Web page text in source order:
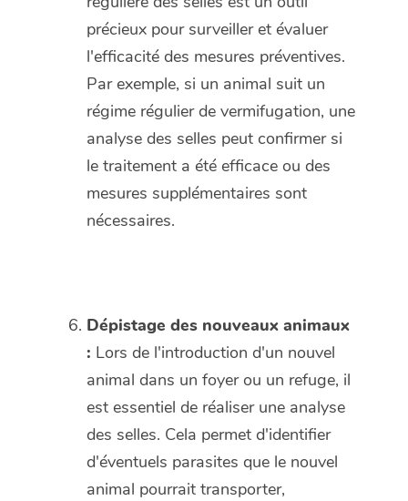
précieux pour surveiller et évaluer
l'efficacité des mesures préventives.
Par exemple, si un animal suit un
régime régulier de vermifugation, une
analyse des selles peut confirmer si
le traitement a été efficace ou des
mesures supplémentaires sont
nécessaires.
Dépistage des nouveaux animaux
: Lors de l'introduction d'un nouvel
animal dans un foyer ou un refuge, il
est essentiel de réaliser une analyse
des selles. Cela permet d'identifier
d'éventuels parasites que le nouvel
animal pourrait transporter,